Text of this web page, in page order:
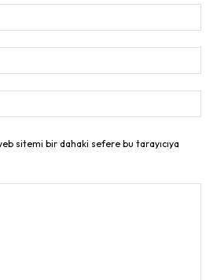
sitemi bir dahaki sefere bu tarayıcıya